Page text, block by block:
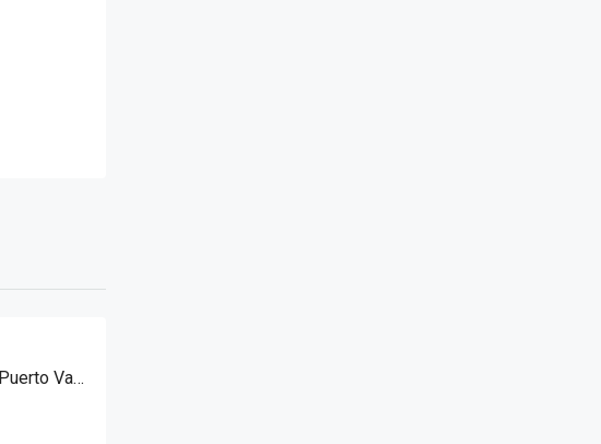
Departamento En Venta En Versalles Puerto Vallarta